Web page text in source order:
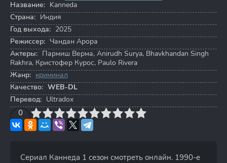
Название: Kanneda
Страна: Индия
Год выхода: 2025
Режиссер: Чандан Арора
Актеры: Пармиш Верма, Anirudh Surya, Bhavkhandan Singh
Rakhra, Кристофер Курос, Paulo Rivera
Жанр: криминал
Качество: WEB-DL
Перевод: Ultradox
0
4 6 7 8 9 10
Сериал Каннеда 1 сезон смотреть онлайн. 1990-е